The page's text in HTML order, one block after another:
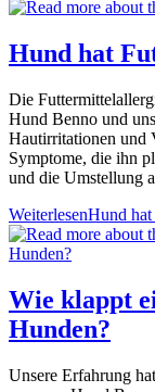
Hund hat
Die
Hund Benno und
Hautirritationen und
Symptome, die ihn
und die Umstellung
WeiterlesenHund
Wie klappt
Hunden?
Unsere Erfahrung